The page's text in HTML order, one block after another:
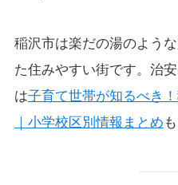
稲沢市は楽だの湯のよう
た住みやすい街です。治
は子育て世帯が知るべき
｜小学校区別情報まとめ